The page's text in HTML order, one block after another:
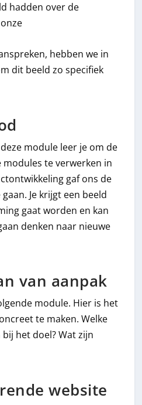
hadden over de
hebben we in
dit beeld zo specifiek
module leer je om de
te verwerken in
gaf ons de
Je krijgt een beeld
gaat worden en kan
denken naar nieuwe
van aanpak
module. Hier is het
te maken. Welke
het doel? Wat zijn
website